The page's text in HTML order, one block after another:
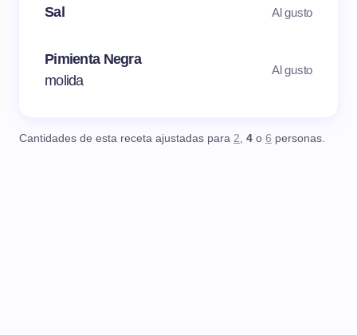
Sal Al gusto
Pimienta Negra
molida
Al gusto
Cantidades de esta receta ajustadas para 2, 4 o 6 personas.